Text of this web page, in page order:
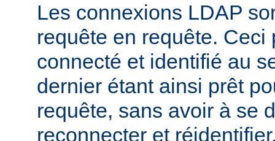
Les connexions LDAP
requête en requête. Ceci
connecté et identifié au
dernier étant ainsi prêt
requête, sans avoir à se
reconnecter et